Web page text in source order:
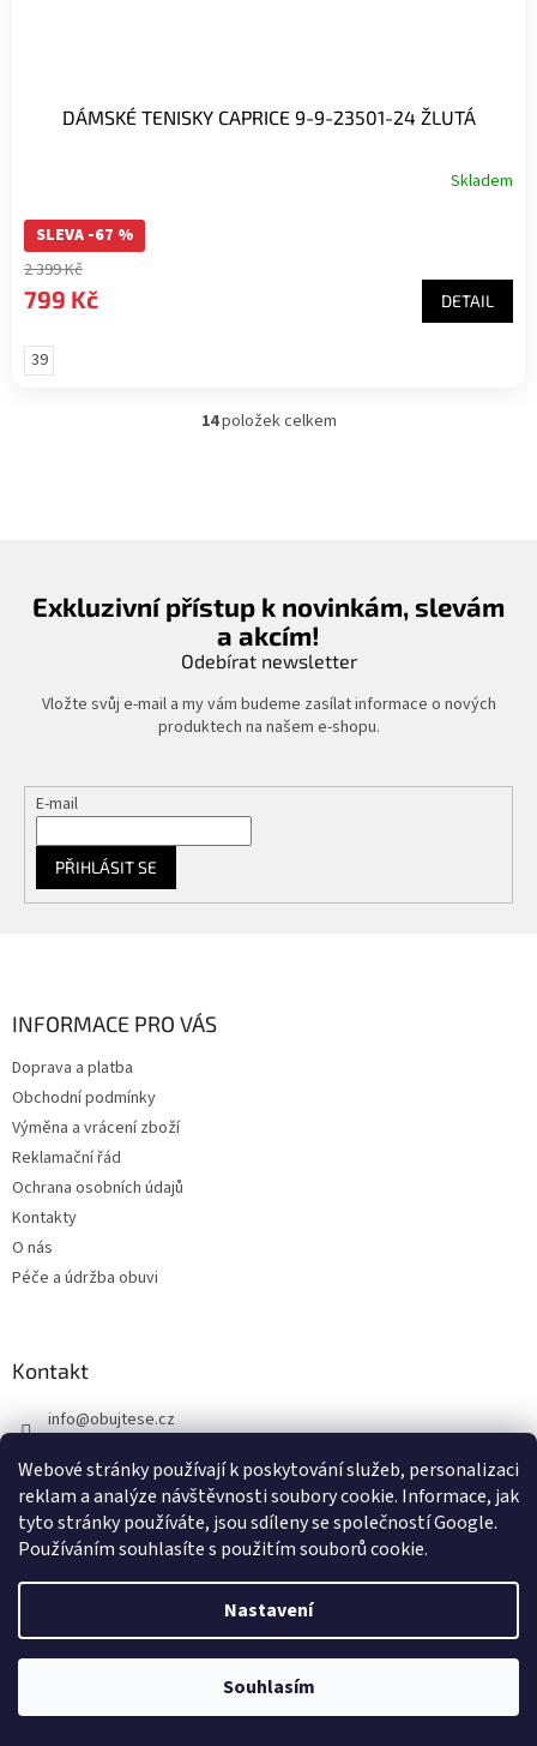
Webové stránky používají k poskytování služeb, personalizaci
reklam a analýze návštěvnosti soubory cookie. Informace, jak
tyto stránky používáte, jsou sdíleny se společností Google.
Používáním souhlasíte s použitím souborů cookie.
Nastavení
Souhlasím
DÁMSKÉ TENISKY CAPRICE 9-9-23501-24 ŽLUTÁ
Skladem
SLEVA -67 %
2 399 Kč
799 Kč DETAIL
39
O
í
p
r
v
y
v
i
14položek celkem
Exkluzivní přístup k novinkám, slevám
a akcím!
Odebírat newsletter
Vložte svůj e-mail a my vám budeme zasílat informace o nových
produktech na našem e-shopu.
E-mail
PŘIHLÁSIT SE
INFORMACE PRO VÁS
Doprava a platba
Obchodní podmínky
Výměna a vrácení zboží
Reklamační řád
Ochrana osobních údajů
Kontakty
O nás
Péče a údržba obuvi
Kontakt
info@obujtese.cz
https://www.facebook.com/obujtese
obujtese.cz